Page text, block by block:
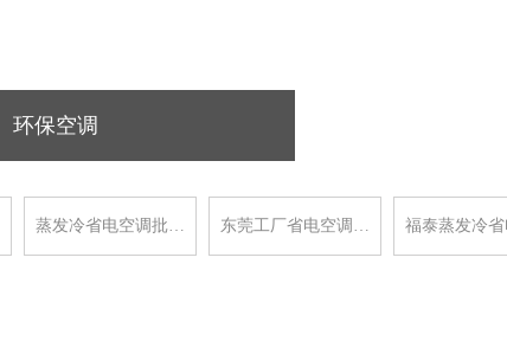
环保空调
蒸发冷省电空调批… 东莞工厂省电空调… 福泰蒸发冷